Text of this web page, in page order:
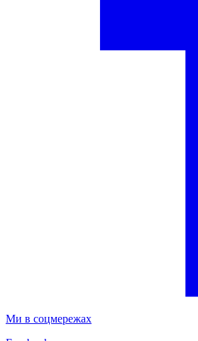
Ми в соцмережах